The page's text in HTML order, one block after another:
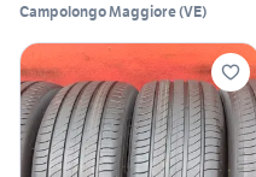
Campolongo Maggiore(VE)